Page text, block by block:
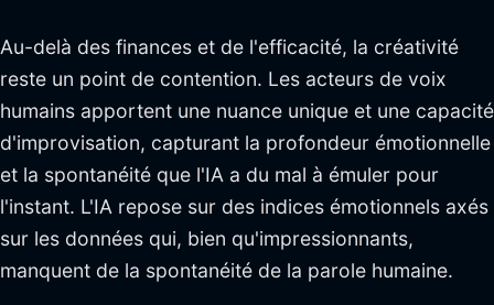
Au-delà des finances et de l'efficacité, la créativité
reste un point de contention. Les acteurs de voix
humains apportent une nuance unique et une capacité
d'improvisation, capturant la profondeur émotionnelle
et la spontanéité que l'IA a du mal à émuler pour
l'instant. L'IA repose sur des indices émotionnels axés
sur les données qui, bien qu'impressionnants,
manquent de la spontanéité de la parole humaine.